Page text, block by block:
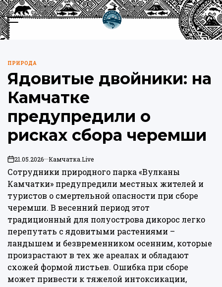
Перейти
к
содержимому
Меню
ОПУБЛИКОВАНО
В
ПРИРОДА
Ядовитые двойники: на
Камчатке
предупредили о
рисках сбора черемши
on21.05.2026 Камчатка.Live
Сотрудники природного парка «Вулканы
Камчатки» предупредили местных жителей и
туристов о смертельной опасности при сборе
черемши. В весенний период этот
традиционный для полуострова дикорос легко
перепутать с ядовитыми растениями –
ландышем и безвременником осенним, которые
произрастают в тех же ареалах и обладают
схожей формой листьев. Ошибка при сборе
может привести к тяжелой интоксикации,